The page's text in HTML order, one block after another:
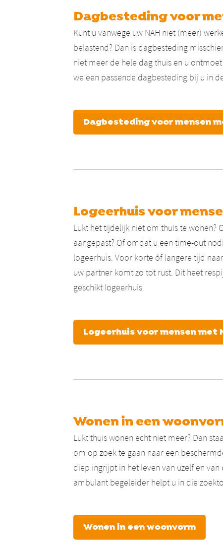
Dagbesteding voor
Kunt u vanwege uw NAH niet (meer)
belastend? Dan is dagbesteding
niet meer de hele dag thuis en u
we een passende dagbesteding bij u in
Dagbesteding voor mensen
Logeerhuis voor
Lukt het tijdelijk niet om thuis te wonen?
aangepast? Of omdat u een time-out
logeerhuis. Voor korte óf langere tijd
uw partner komt zo tot rust. Dit heet
geschikt logeerhuis.
Logeerhuis voor mensen met
Wonen in een
Lukt thuis wonen echt niet meer? Dan
om op zoek te gaan naar een
diep ingrijpt in het leven van uzelf en
ambulant begeleider helpt u in die
Wonen in een woonvorm